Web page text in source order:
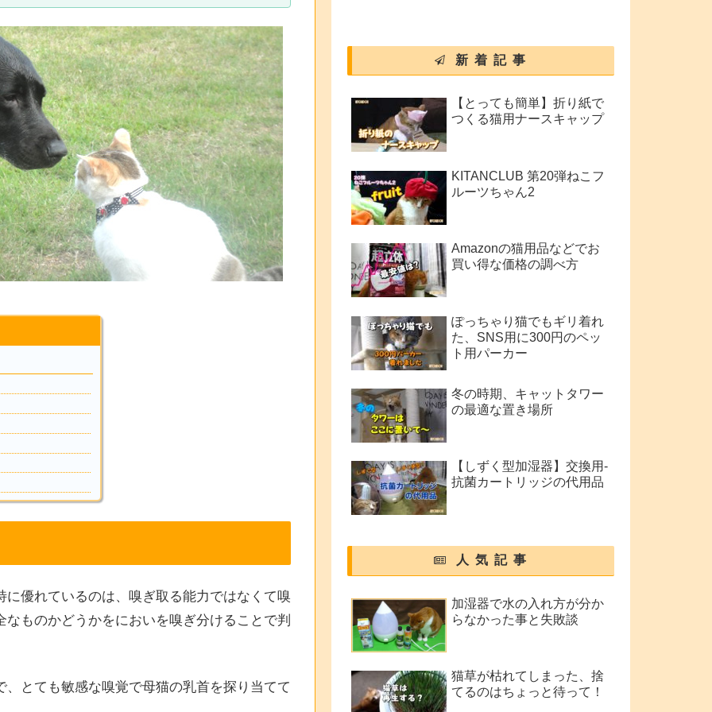
優れているのは、嗅ぎ取る能力ではなくて嗅
ものかどうかをにおいを嗅ぎ分けることで判
とても敏感な嗅覚で母猫の乳首を探り当てて
新着記事
【とっても簡単】折り紙で
つくる猫用ナースキャップ
KITANCLUB 第20弾ねこフ
ルーツちゃん2
Amazonの猫用品などでお
買い得な価格の調べ方
ぽっちゃり猫でもギリ着れ
た、SNS用に300円のペッ
ト用パーカー
冬の時期、キャットタワー
の最適な置き場所
【しずく型加湿器】交換用-
抗菌カートリッジの代用品
人気記事
加湿器で水の入れ方が分か
らなかった事と失敗談
猫草が枯れてしまった、捨
てるのはちょっと待って！